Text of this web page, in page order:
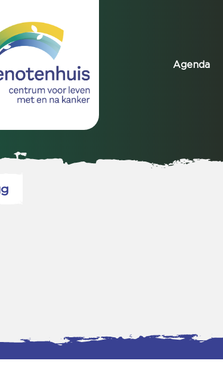
Agenda